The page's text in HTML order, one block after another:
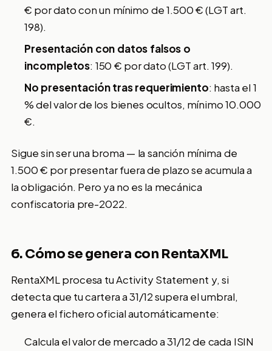
€ por dato con un mínimo de 1.500 € (LGT art.
198).
Presentación con datos falsos o
incompletos: 150 € por dato (LGT art. 199).
No presentación tras requerimiento: hasta el 1
% del valor de los bienes ocultos, mínimo 10.000
€.
Sigue sin ser una broma — la sanción mínima de
1.500 € por presentar fuera de plazo se acumula a
la obligación. Pero ya no es la mecánica
confiscatoria pre-2022.
6. Cómo se genera con RentaXML
RentaXML procesa tu Activity Statement y, si
detecta que tu cartera a 31/12 supera el umbral,
genera el fichero oficial automáticamente:
Calcula el valor de mercado a 31/12 de cada ISIN